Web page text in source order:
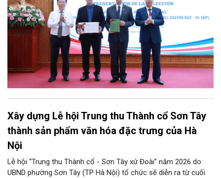
Xây dựng Lễ hội Trung thu Thành cổ Sơn Tây
thành sản phẩm văn hóa đặc trưng của Hà
Nội
Lễ hội “Trung thu Thành cổ - Sơn Tây xứ Đoài” năm 2026 do
UBND phường Sơn Tây (TP Hà Nội) tổ chức sẽ diễn ra từ cuối